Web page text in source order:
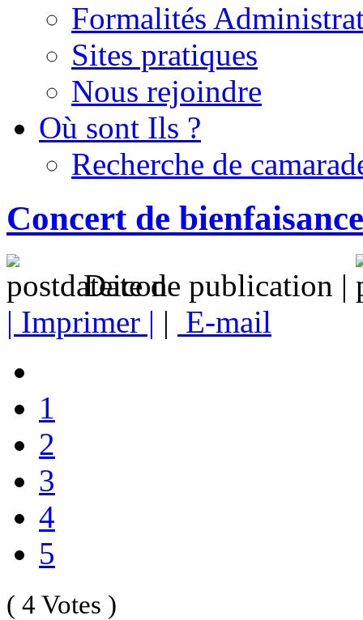
Formalités
Sites pratiques
Nous rejoindre
Où sont Ils ?
Recherche de
Concert de
Date de publication |
| Imprimer | | E-mail
1
2
3
4
5
( 4 Votes )